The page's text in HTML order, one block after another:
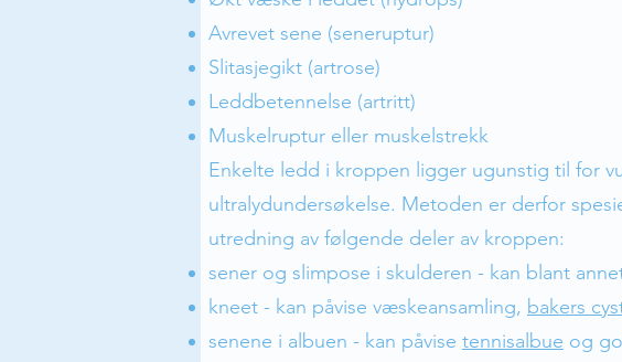
Avrevet sene (seneruptur)
Slitasjegikt (artrose)
Leddbetennelse (artritt)
Muskelruptur eller muskelstrekk
Enkelte ledd i kroppen ligger ugunstig til for
ultralydundersøkelse. Metoden er derfor
utredning av følgende deler av kroppen:
sener og slimpose i skulderen - kan blant
kneet - kan påvise væskeansamling, bakers
senene i albuen - kan påvise tennisalbue og